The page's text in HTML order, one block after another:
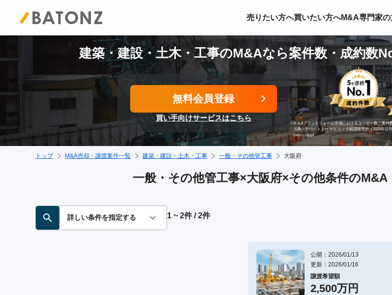
売りたい方へ買いたい方へM&A専門家の
建築・建設・土木・工事のM&Aなら案件数・成約数
無料会員登録
買い手向けサービスはこちら
※M＆Aプラットフォーム市場におけるユーザー数・案件
出典：デロイトトーマツ ミック経済研究所（2025年11
(mic-r.co.jp)
トップ M&A売却・譲渡案件一覧 建築・建設・土木・工事 一般・その他管工事 大阪府
一般・その他管工事×大阪府×その他条件の
詳しい条件を指定する 1 ~ 2件 / 2件
公開：2026/01/13
更新：2026/01/16
譲渡希望額
2,500万円